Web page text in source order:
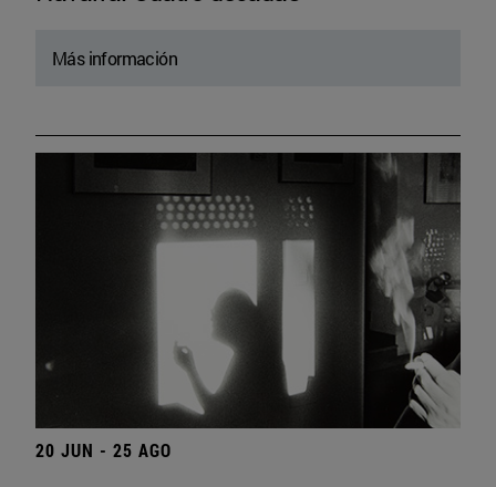
Más información
20 JUN - 25 AGO